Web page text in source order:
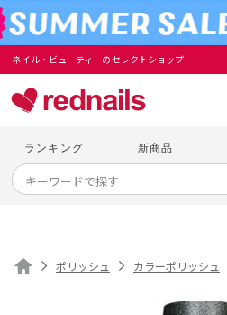
ネイル・ビューティーのセレクトショップ
ランキング 新商品
ポリッシュ カラーポリッシュ